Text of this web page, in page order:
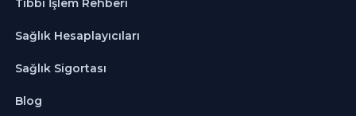
Tıbbi İşlem Rehberi
Sağlık Hesaplayıcıları
Sağlık Sigortası
Blog